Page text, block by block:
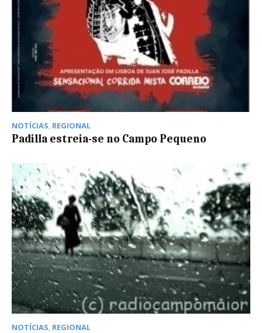
NOTÍCIAS, REGIONAL
Padilla estreia-se no Campo Pequeno
NOTÍCIAS, REGIONAL